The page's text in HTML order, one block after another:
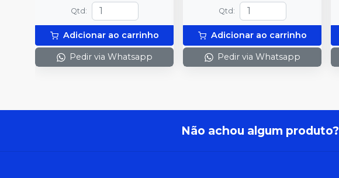
Qtd :
Adicionar ao carrinho
Pedir via Whatsapp
espátula e uma placa para
preparo do gel e 1 Top Dam
com 2g.
Qtd :
Adicionar ao carrinho
Pedir via Whatsapp
Não achou algum produto?